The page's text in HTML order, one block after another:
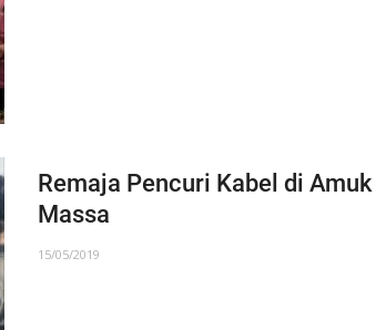
Remaja Pencuri Kabel di Amuk
Massa
15/05/2019